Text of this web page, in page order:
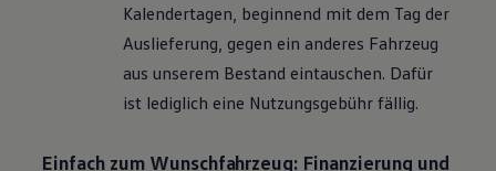
Kalendertagen, beginnend mit dem Tag der
Auslieferung, gegen ein anderes Fahrzeug
aus unserem Bestand eintauschen. Dafür
ist lediglich eine Nutzungsgebühr fällig.
Einfach zum Wunschfahrzeug: Finanzierung und